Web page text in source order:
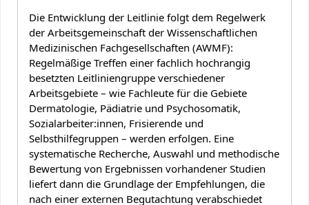
Die Entwicklung der Leitlinie folgt dem Regelwerk
der Arbeitsgemeinschaft der Wissenschaftlichen
Medizinischen Fachgesellschaften (AWMF):
Regelmäßige Treffen einer fachlich hochrangig
besetzten Leitliniengruppe verschiedener
Arbeitsgebiete – wie Fachleute für die Gebiete
Dermatologie, Pädiatrie und Psychosomatik,
Sozialarbeiter:innen, Frisierende und
Selbsthilfegruppen – werden erfolgen. Eine
systematische Recherche, Auswahl und methodische
Bewertung von Ergebnissen vorhandener Studien
liefert dann die Grundlage der Empfehlungen, die
nach einer externen Begutachtung verabschiedet